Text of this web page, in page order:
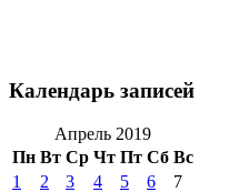
Календарь записей
Апрель 2019
Пн Вт Ср Чт Пт Сб Вс
1 2 3 4 5 6
7